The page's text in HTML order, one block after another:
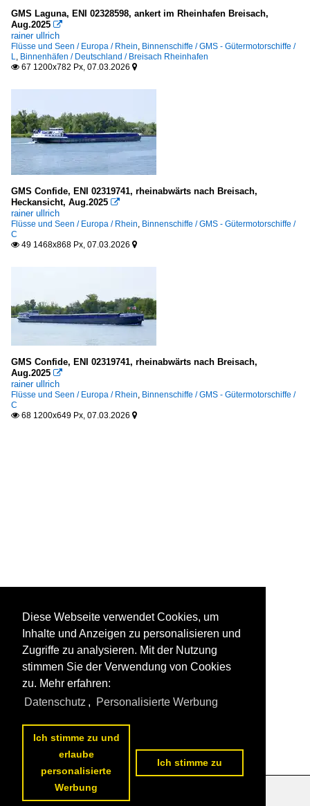
GMS Laguna, ENI 02328598, ankert im Rheinhafen Breisach,
Aug.2025 
rainer ullrich
Flüsse und Seen / Europa / Rhein Binnenschiffe / GMS - Gütermotorschiffe /
L
Binnenhäfen / Deutschland / Breisach Rheinhafen
 67 1200x782 Px, 07.03.2026 
GMS Confide, ENI 02319741, rheinabwärts nach Breisach,
Heckansicht, Aug.2025 
rainer ullrich
Flüsse und Seen / Europa / Rhein Binnenschiffe / GMS - Gütermotorschiffe /
C
 49 1468x868 Px, 07.03.2026 
GMS Confide, ENI 02319741, rheinabwärts nach Breisach,
Aug.2025 
rainer ullrich
Flüsse und Seen / Europa / Rhein Binnenschiffe / GMS - Gütermotorschiffe /
C
 68 1200x649 Px, 07.03.2026 
Datenschutzerklärung
Diese Webseite verwendet Cookies, um
Inhalte und Anzeigen zu personalisieren und
Zugriffe zu analysieren. Mit der Nutzung
stimmen Sie der Verwendung von Cookies
zu. Mehr erfahren:
Datenschutz , Personalisierte Werbung
Ich stimme zu und
erlaube
personalisierte
Werbung
Ich stimme zu